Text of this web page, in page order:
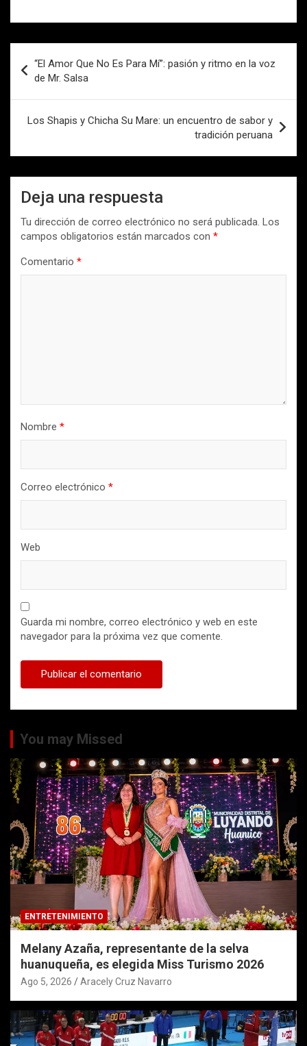
de
entradas
“El Amor Que No Es Para Mí”: pasión y ritmo en la voz
de Mr. Salsa
Los Shapis y Chicha Su Mare: un encuentro de sabor y
tradición peruana
Deja una respuesta
Tu dirección de correo electrónico no será publicada. Los
campos obligatorios están marcados con *
Comentario *
Nombre *
Correo electrónico *
Web
Guarda mi nombre, correo electrónico y web en este
navegador para la próxima vez que comente.
You may Missed
ENTRETENIMIENTO
Melany Azaña, representante de la selva
huanuqueña, es elegida Miss Turismo 2026
Ago 5, 2026 Aracely Cruz Navarro